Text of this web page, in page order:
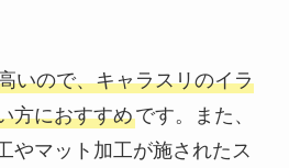
いので、キャラスリのイラ
方におすすめです。また、
やマット加工が施されたス